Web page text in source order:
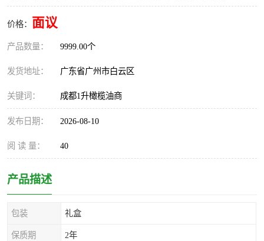
价格： 面议
产品数量： 9999.00个
发货地址： 广东省广州市白云区
关键词： 成都1升橄榄油商
发布日期： 2026-08-10
阅 读 量： 40
产品描述
包装 礼盒
保质期 2年